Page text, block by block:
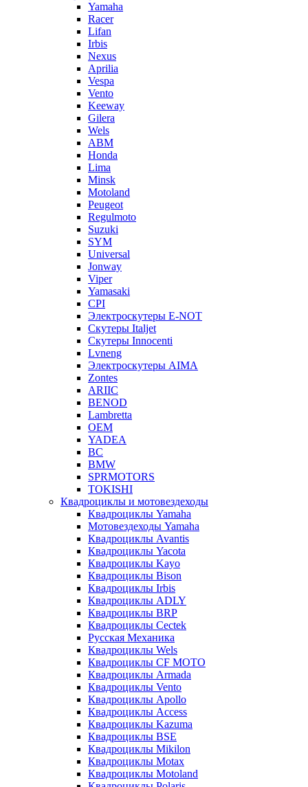
Yamaha
Racer
Lifan
Irbis
Nexus
Aprilia
Vespa
Vento
Keeway
Gilera
Wels
ABM
Honda
Lima
Minsk
Motoland
Peugeot
Regulmoto
Suzuki
SYM
Universal
Jonway
Viper
Yamasaki
CPI
Электроскутеры E-NOT
Скутеры Italjet
Скутеры Innocenti
Lvneng
Электроскутеры AIMA
Zontes
ARIIC
BENOD
Lambretta
OEM
YADEA
BC
BMW
SPRMOTORS
TOKISHI
Квадроциклы и мотовездеходы
Квадроциклы Yamaha
Мотовездеходы Yamaha
Квадроциклы Avantis
Квадроциклы Yacota
Квадроциклы Kayo
Квадроциклы Bison
Квадроциклы Irbis
Квадроциклы ADLY
Квадроциклы BRP
Квадроциклы Cectek
Русская Механика
Квадроциклы Wels
Квадроциклы CF MOTO
Квадроциклы Armada
Квадроциклы Vento
Квадроциклы Apollo
Квадроциклы Access
Квадроциклы Kazuma
Квадроциклы BSE
Квадроциклы Mikilon
Квадроциклы Motax
Квадроциклы Motoland